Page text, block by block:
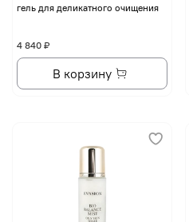
гель для деликатного очищения
4 840 ₽
В корзину